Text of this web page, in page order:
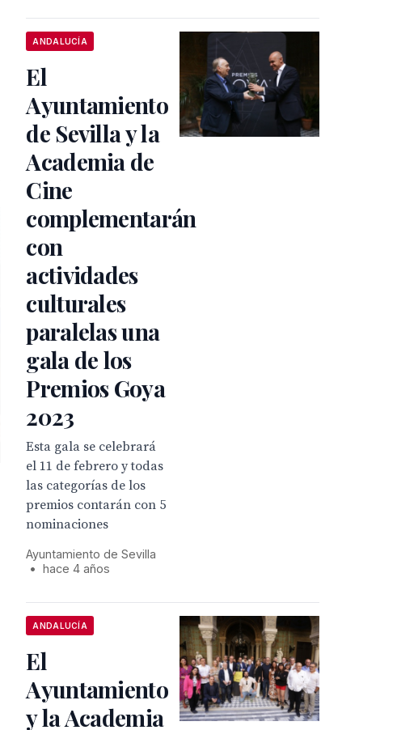
ANDALUCÍA
El
Ayuntamiento
de Sevilla y la
Academia de
Cine
complementarán
con
actividades
culturales
paralelas una
gala de los
Premios Goya
2023
Esta gala se celebrará
el 11 de febrero y todas
las categorías de los
premios contarán con 5
nominaciones
Ayuntamiento de Sevilla
•
hace 4 años
ANDALUCÍA
El
Ayuntamiento
y la Academia